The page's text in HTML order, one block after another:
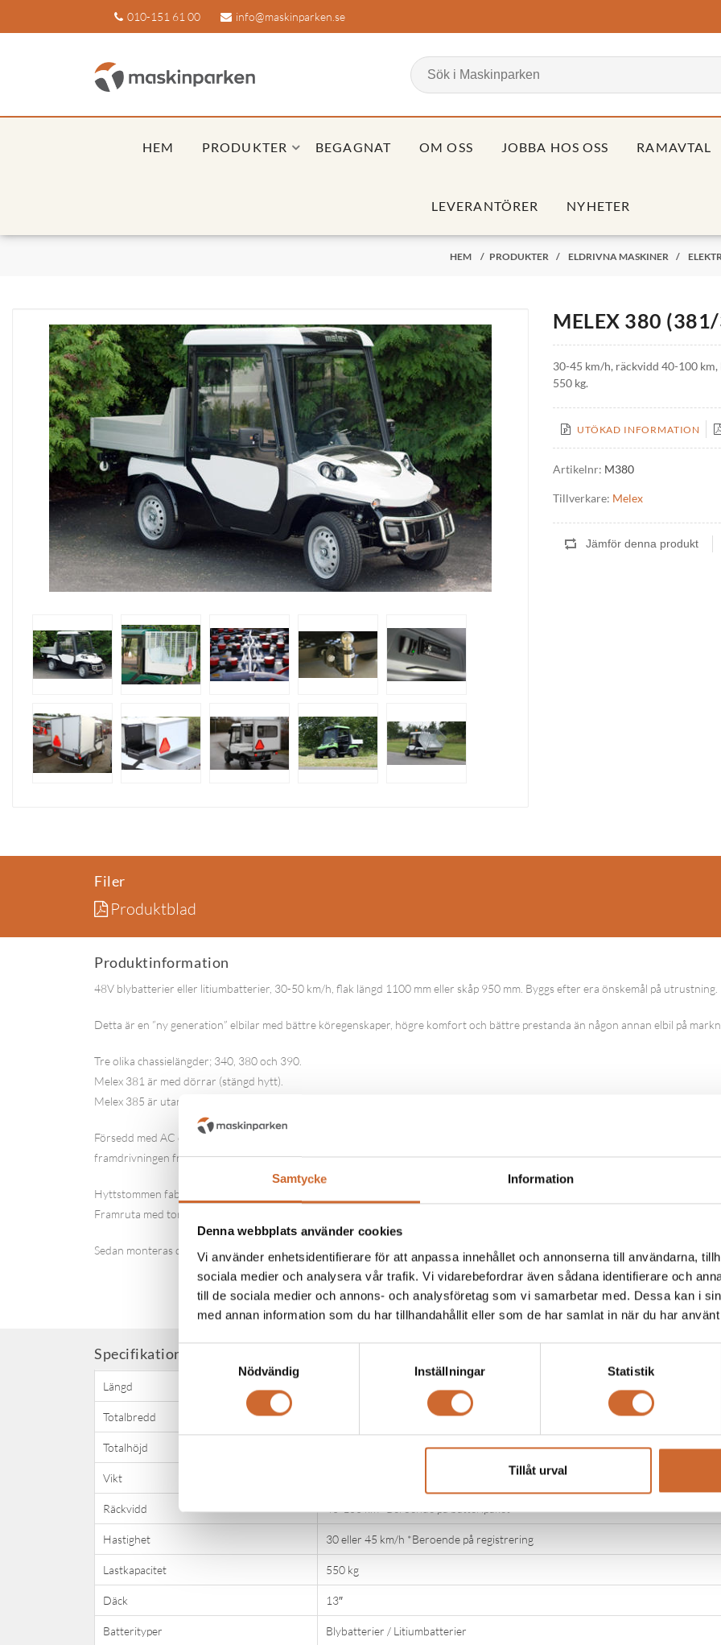
Samtycke Information
Denna webbplats använder cookies
Vi använder enhetsidentifierare för att anpassa innehållet och annonserna till användarna,
sociala medier och analysera vår trafik. Vi vidarebefordrar även sådana identifierare och
till de sociala medier och annons- och analysföretag som vi samarbetar med. Dessa kan i
med annan information som du har tillhandahållit eller som de har samlat in när du har
Samtyckesval
Nödvändig
Inställningar Statistik
Tillåt urval
010-151 61 00 info@maskinparken.se
HEM PRODUKTER BEGAGNAT OM OSS JOBBA HOS OSS RAMAVTAL
LEVERANTÖRER NYHETER
HEM / PRODUKTER / ELDRIVNA MASKINER /
MELEX 380
30-45 km/h, räckvidd 40-100
550 kg.
UTÖKAD INFORMATION
Artikelnr: M380
Tillverkare: Melex
Filer
Produktblad
Produktinformation
48V blybatterier eller litiumbatterier, 30-50 km/h, flak längd 1100 mm eller skåp 950 mm. Byggs efter era önskemål på utrustning.
Detta är en ”ny generation” elbilar med bättre köregenskaper, högre komfort och bättre prestanda än någon annan elbil på
Tre olika chassielängder; 340, 380 och 390.
Melex 381 är med dörrar (stängd hytt).
Melex 385 är utan dörrar (öppen hytt).
Försedd med AC drivmotor som är ca 20% snålare och således ca 20% starkare. Märkbar förbättring i styrka. Melex 3-serien
framdrivningen främst vintertid.
Hyttstommen fabriksmonterad. Kraftig framvagn med riktiga fjäderben och skivbromsar som standard. Byggd på en stabil
Framruta med torkare och spolare samt bakruta sitter som original.
Sedan monteras det dörrar och värmare så har man en komforthytt anpassad för svenskt klimat.
Specifikationer
Attribute name Attribute value
Längd
Totalbredd
Totalhöjd
Vikt
Räckvidd 40-100 km *Beroende på batteripaket
Hastighet 30 eller 45 km/h *Beroende på registrering
Lastkapacitet 550 kg
Däck 13″
Batterityper Blybatterier / Litiumbatterier